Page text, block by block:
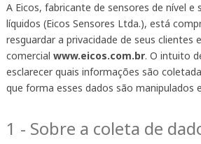
A Eicos, fabricante de sensores de nível e
líquidos (Eicos Sensores Ltda.), está
resguardar a privacidade de seus clientes
comercial www.eicos.com.br. O intuito
esclarecer quais informações são
que forma esses dados são manipulados
1 - Sobre a coleta de